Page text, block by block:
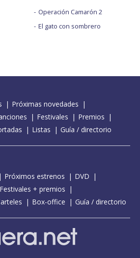
Operación Camarón 2
El gato con sombrero
Próximas novedades
Festivales
Premios
Listas Guía / directorio
Próximos estrenos
DVD
Festivales + premios
Box-office Guía / directorio